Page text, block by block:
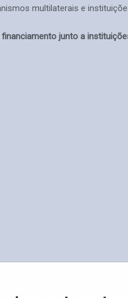
multilaterais e
junto a